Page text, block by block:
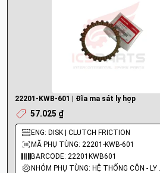
22201-KWB-601 | Đĩa ma sát ly hợp
57.025 ₫
ENG: DISK | CLUTCH FRICTION
MÃ PHỤ TÙNG: 22201-KWB-601
BARCODE: 22201KWB601
NHÓM